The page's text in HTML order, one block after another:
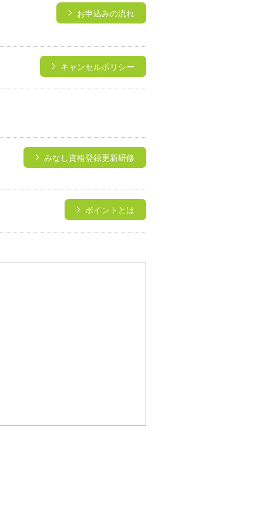
お申込みの流れ
キャンセルポリシー
みなし資格登録更新研修
ポイントとは